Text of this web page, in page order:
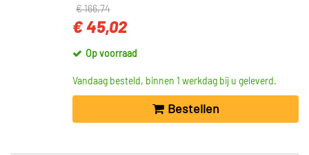
€ 166,74
€ 45,02
Op voorraad
Vandaag besteld, binnen 1 werkdag bij u geleverd.
Bestellen